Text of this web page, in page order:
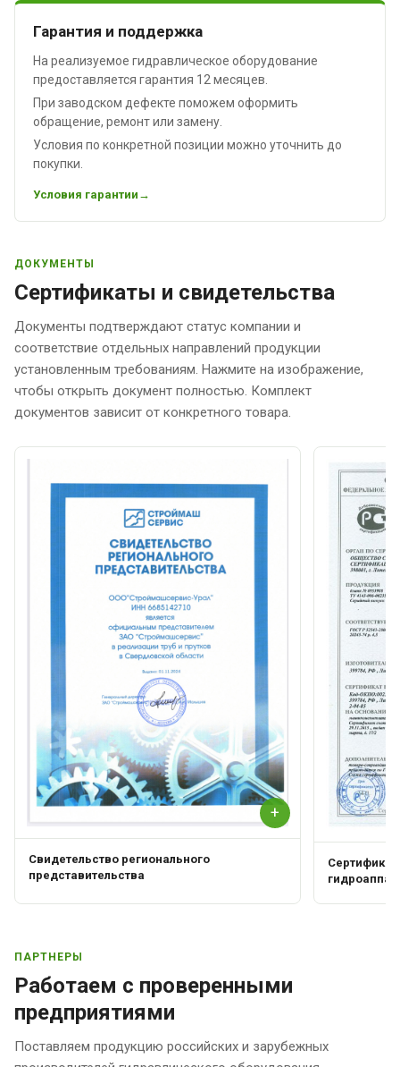
Гарантия и поддержка
На реализуемое гидравлическое оборудование
предоставляется гарантия 12 месяцев.
При заводском дефекте поможем оформить
обращение, ремонт или замену.
Условия по конкретной позиции можно уточнить до
покупки.
Условия гарантии
ДОКУМЕНТЫ
Сертификаты и свидетельства
Документы подтверждают статус компании и
соответствие отдельных направлений продукции
установленным требованиям. Нажмите на изображение,
чтобы открыть документ полностью. Комплект
документов зависит от конкретного товара.
+
Свидетельство регионального
представительства
Сертификат
ПАРТНЕРЫ
Работаем с проверенными
предприятиями
Поставляем продукцию российских и зарубежных